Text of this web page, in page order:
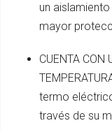
un
mayor
CUENTA CON
termo
través de su